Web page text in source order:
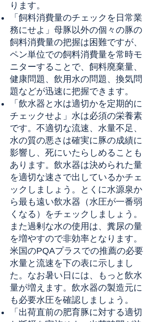
ります。
「飼料消費量のチェックを日常業
務にせよ」母豚以外の個々の豚の
飼料消費量の把握は困難ですが、
ペン単位での飼料消費量を常時モ
ニターすることで、飼料廃棄量、
健康問題、飲用水の問題、換気問
題などが迅速に把握できます。
「飲水器と水は適切かを定期的に
チェックせよ」水は必須の栄養素
です。不適切な流速、水量不足、
水の質の悪さは確実に豚の成績に
影響し、死にいたらしめることも
あります。飲水器は決められた量
を適切な速さで出しているかチェ
ックしましょう。とくに水源泉か
ら最も遠い飲水器（水圧が一番弱
くなる）をチェックしましょう。
また過剰な水の使用は、糞尿の量
を増やすので非効率となります。
米国のPQAプラスでの推薦の必要
水量と流速を下の表に示しまし
た。なお暑い日には、もっと飲水
量が増えます。飲水器の製造元に
も必要水圧を確認しましょう。
「出荷直前の肥育豚に対する適切